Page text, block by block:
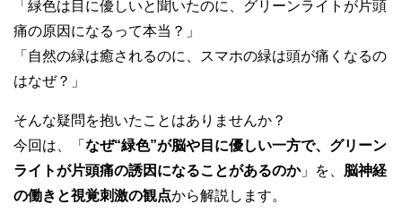
「緑色は目に優しいと聞いたのに、グリーンライトが片頭
痛の原因になるって本当？」
「自然の緑は癒されるのに、スマホの緑は頭が痛くなるの
はなぜ？」
そんな疑問を抱いたことはありませんか？
今回は、「 なぜ“緑色”が脳や目に優しい一方で、グリーン
ライトが片頭痛の誘因になることがあるのか」を、 脳神経
の働きと視覚刺激の観点から解説します。